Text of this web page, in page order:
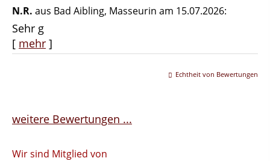
N.R. aus Bad Aibling, Masseurin am 15.07.2026:
Sehr g
[ mehr ]
Echtheit von Bewertungen
weitere Bewertungen ...
Wir sind Mitglied von